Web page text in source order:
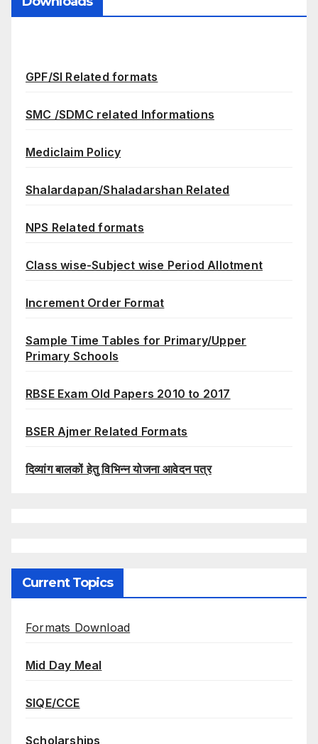
GPF/SI Related formats
SMC /SDMC related Informations
Mediclaim Policy
Shalardapan/Shaladarshan Related
NPS Related formats
Class wise-Subject wise Period Allotment
Increment Order Format
Sample Time Tables for Primary/Upper
Primary Schools
RBSE Exam Old Papers 2010 to 2017
BSER Ajmer Related Formats
दिव्यांग बालकों हेतु विभिन्न योजना आवेदन पत्र
Current Topics
Formats Download
Mid Day Meal
SIQE/CCE
Scholarships